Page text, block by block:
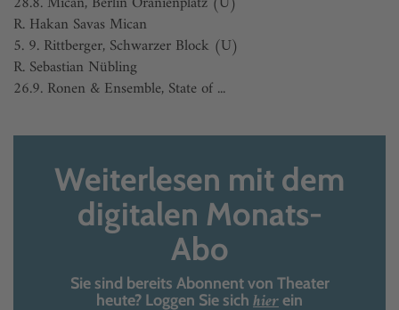
R. Hakan Savas Mican
5. 9. Rittberger, Schwarzer Block (U)
R. Sebastian Nübling
26.9. Ronen & Ensemble, State of ...
Weiterlesen mit dem
digitalen Monats-
Abo
Sie sind bereits Abonnent von Theater
heute? Loggen Sie sich hierein